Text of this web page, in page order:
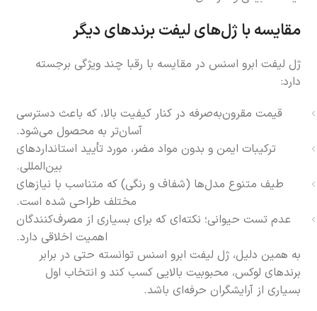
مقایسه با ژل‌های لیفت برندهای دیگر
ژل لیفت ابرو اسنس در مقایسه با رقبا چند ویژگی برجسته
دارد:
قیمت مقرون‌به‌صرفه در کنار کیفیت بالا، که باعث دسترسی
آسان‌تر به محصول می‌شود.
ترکیبات ایمن و بدون مواد مضر، مورد تأیید استانداردهای
بین‌المللی.
طیف متنوع مدل‌ها (شفاف و رنگی) که متناسب با نیازهای
مختلف طراحی شده است.
عدم تست حیوانی؛ نکته‌ای که برای بسیاری از مصرف‌کنندگان
اهمیت اخلاقی دارد.
به همین دلیل، ژل لیفت ابرو اسنس توانسته حتی در برابر
برندهای لوکس، محبوبیت بالایی کسب کند و انتخاب اول
بسیاری از آرایشگران حرفه‌ای باشد.